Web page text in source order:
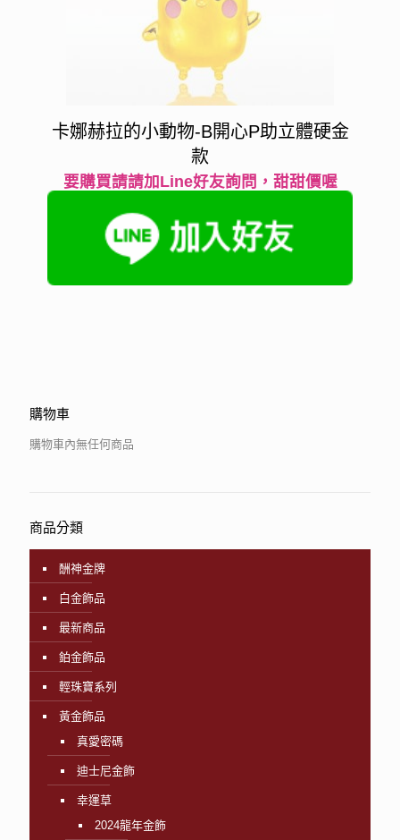
卡娜赫拉的小動物-B開心P助立體硬金
款
要購買請請加Line好友詢問，甜甜價喔
購物車
購物車內無任何商品
商品分類
酬神金牌
白金飾品
最新商品
鉑金飾品
輕珠寶系列
黃金飾品
真愛密碼
迪士尼金飾
幸運草
2024龍年金飾